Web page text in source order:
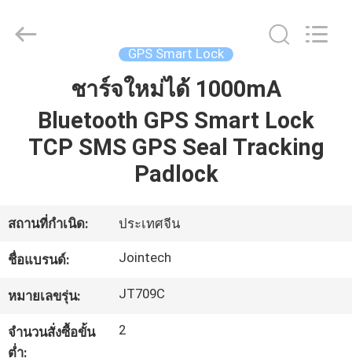
สินค้า
แสดง
เกี่ยว
กับ
Technology
GPS Smart Lock
ชาร์จใหม่ได้ 1000mA
Bluetooth GPS Smart Lock
TCP SMS GPS Seal Tracking
Padlock
สถานที่กำเนิด: ประเทศจีน
ชื่อแบรนด์: Jointech
หมายเลขรุ่น: JT709C
จำนวนสั่งซื้อขั้น
ต่ำ:
2